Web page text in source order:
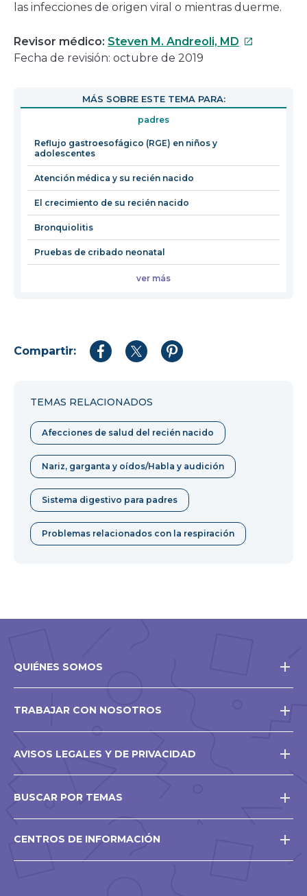
las infecciones de origen viral o mientras duerme.
Revisor médico: Steven M. Andreoli, MD Este
en
Fecha de revisión: octubre de 2019
MÁS SOBRE ESTE TEMA PARA:
padres
Reflujo gastroesofágico (RGE) en niños y
adolescentes
Atención médica y su recién nacido
El crecimiento de su recién nacido
Bronquiolitis
Pruebas de cribado neonatal
ver más
Compartir:
CompartirCompartirCompartir
TEMAS RELACIONADOS
Afecciones de salud del recién nacido
Nariz, garganta y oídos/Habla y audición
Sistema digestivo para padres
Problemas relacionados con la respiración
QUIÉNES SOMOS
TRABAJAR CON NOSOTROS
AVISOS LEGALES Y DE PRIVACIDAD
BUSCAR POR TEMAS
CENTROS DE INFORMACIÓN